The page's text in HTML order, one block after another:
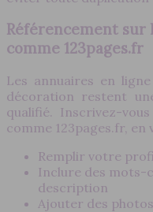
Référencement sur
comme 123pages.fr
Les annuaires en
décoration restent
qualifié. Inscrivez-
comme 123pages.fr, en
Remplir votre
Inclure des mots-
description
Ajouter des